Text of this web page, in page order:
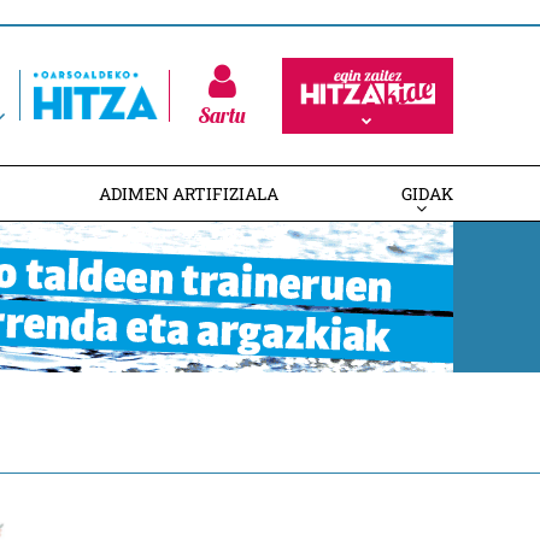
Sartu
ADIMEN ARTIFIZIALA GIDAK